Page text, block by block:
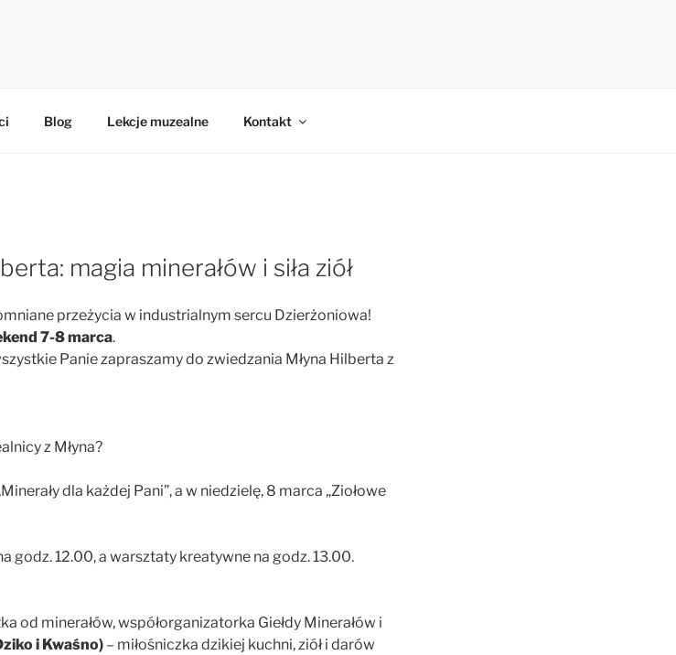
Blog Lekcje muzealne Kontakt
magia minerałów i siła ziół
przeżycia w industrialnym sercu Dzierżoniowa!
7-8 marca.
Panie zapraszamy do zwiedzania Młyna Hilberta z
z Młyna?
dla każdej Pani”, a w niedzielę, 8 marca „Ziołowe
godz. 12.00, a warsztaty kreatywne na godz. 13.00.
od minerałów, współorganizatorka Giełdy Minerałów i
i Kwaśno) – miłośniczka dzikiej kuchni, ziół i darów